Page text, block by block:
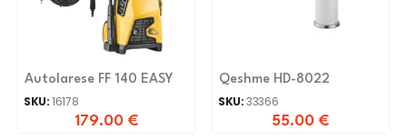
Autolarese FF 140 EASY
SKU:16178
179.00 €
Qeshme HD-8022
SKU:33366
55.00 €